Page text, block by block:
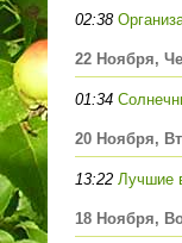
02:38
22 Ноября,
01:34
20 Ноября,
13:22 Лучшие
18 Ноября,